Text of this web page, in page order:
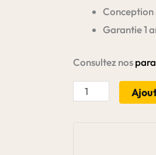
Conception
Garantie 1
Consultez nos
quantité